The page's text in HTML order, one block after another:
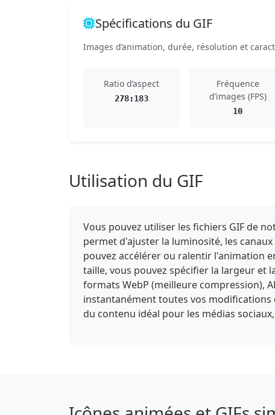
Spécifications du GIF
Images d’animation, durée, résolution et
Ratio d’aspect
278:183
Fréquence
d’images (FPS)
10
Utilisation du GIF
Vous pouvez utiliser les fichiers GIF de
permet d'ajuster la luminosité, les
pouvez accélérer ou ralentir l'animation
taille, vous pouvez spécifier la largeur et
formats WebP (meilleure compression),
instantanément toutes vos modifications
du contenu idéal pour les médias